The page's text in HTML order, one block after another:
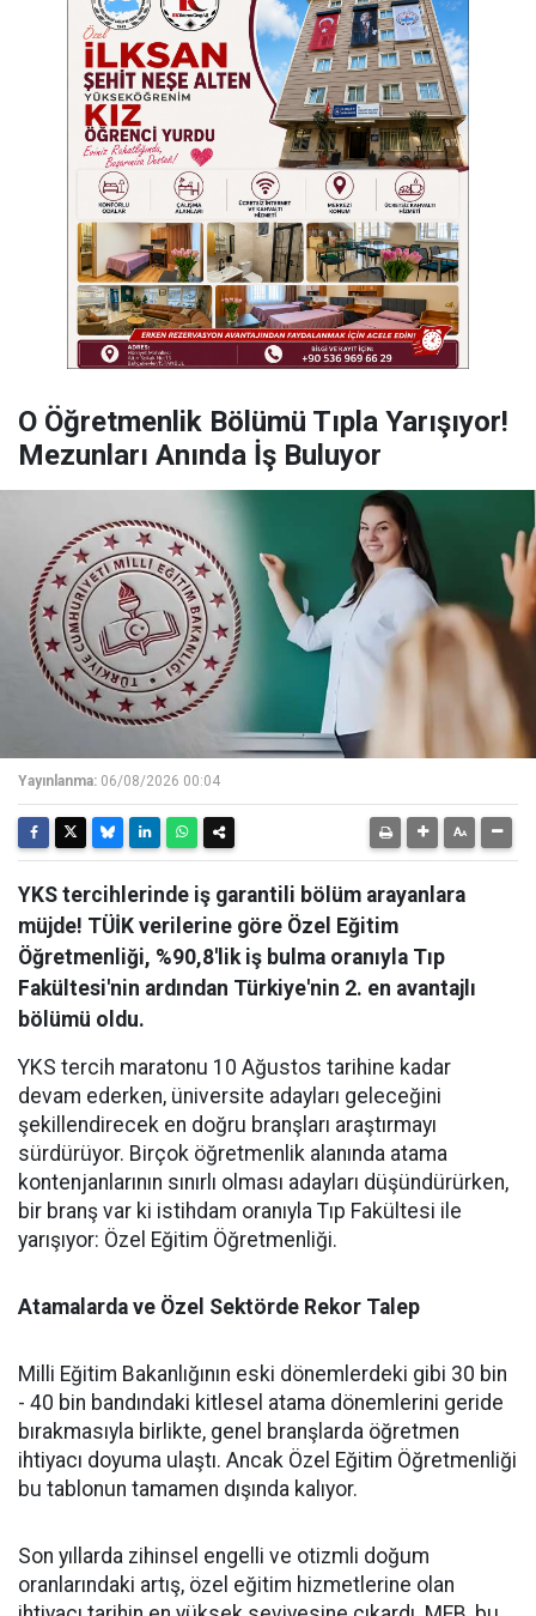
O Öğretmenlik Bölümü Tıpla Yarışıyor!
Mezunları Anında İş Buluyor
Yayınlanma: 06/08/2026 00:04
YKS tercihlerinde iş garantili bölüm arayanlara
müjde! TÜİK verilerine göre Özel Eğitim
Öğretmenliği, %90,8'lik iş bulma oranıyla Tıp
Fakültesi'nin ardından Türkiye'nin 2. en avantajlı
bölümü oldu.
YKS tercih maratonu 10 Ağustos tarihine kadar
devam ederken, üniversite adayları geleceğini
şekillendirecek en doğru branşları araştırmayı
sürdürüyor. Birçok öğretmenlik alanında atama
kontenjanlarının sınırlı olması adayları düşündürürken,
bir branş var ki istihdam oranıyla Tıp Fakültesi ile
yarışıyor: Özel Eğitim Öğretmenliği.
Atamalarda ve Özel Sektörde Rekor Talep
​Milli Eğitim Bakanlığının eski dönemlerdeki gibi 30 bin
- 40 bin bandındaki kitlesel atama dönemlerini geride
bırakmasıyla birlikte, genel branşlarda öğretmen
ihtiyacı doyuma ulaştı. Ancak Özel Eğitim Öğretmenliği
bu tablonun tamamen dışında kalıyor.
​Son yıllarda zihinsel engelli ve otizmli doğum
oranlarındaki artış, özel eğitim hizmetlerine olan